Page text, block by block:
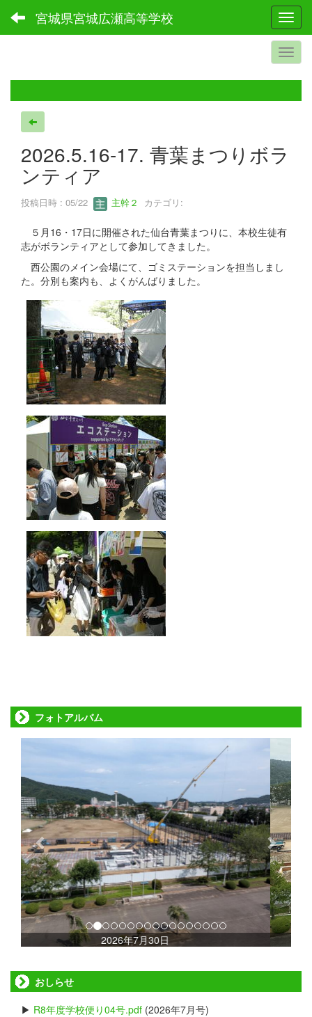
宮城県宮城広瀬高等学校
2026.5.16-17. 青葉まつりボラ
ンティア
投稿日時 : 05/22 主幹２ カテゴリ:
５月16・17日に開催された仙台青葉まつりに、本校生徒有
志がボランティアとして参加してきました。
西公園のメイン会場にて、ゴミステーションを担当しまし
た。分別も案内も、よくがんばりました。
フォトアルバム
2026年7月15日
e
v
i
o
u
s
e
x
t
おしらせ
▶ R8年度学校便り04号.pdf (2026年7月号)